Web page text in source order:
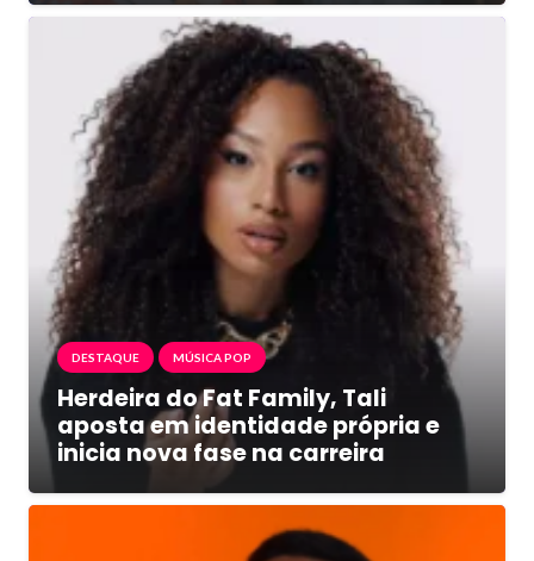
DESTAQUE MÚSICA POP
Herdeira do Fat Family, Tali
aposta em identidade própria e
inicia nova fase na carreira